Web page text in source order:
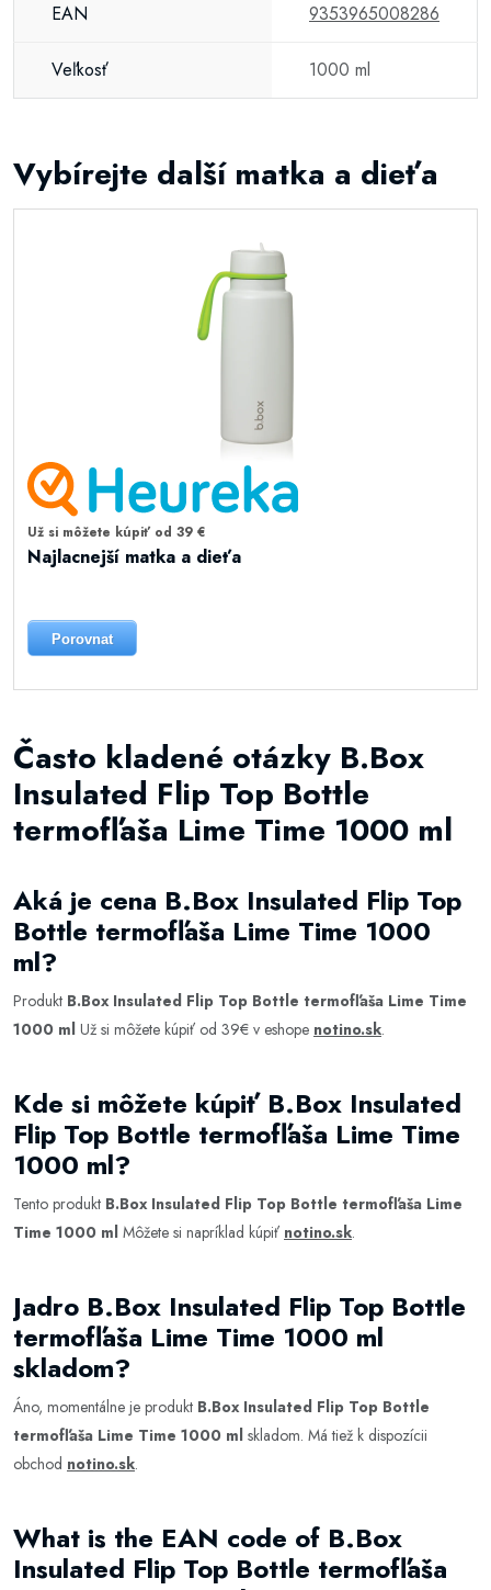
EAN 9353965008286
Veľkosť 1000 ml
Vybírejte další matka a dieťa
Už si môžete kúpiť od 39 €
Najlacnejší matka a dieťa
Porovnat
Často kladené otázky B.Box
Insulated Flip Top Bottle
termofľaša Lime Time 1000 ml
Aká je cena B.Box Insulated Flip Top
Bottle termofľaša Lime Time 1000
ml?
Produkt B.Box Insulated Flip Top Bottle termofľaša Lime Time
1000 ml Už si môžete kúpiť od 39€ v eshope notino.sk.
Kde si môžete kúpiť B.Box Insulated
Flip Top Bottle termofľaša Lime Time
1000 ml?
Tento produkt B.Box Insulated Flip Top Bottle termofľaša Lime
Time 1000 ml Môžete si napríklad kúpiť notino.sk.
Jadro B.Box Insulated Flip Top Bottle
termofľaša Lime Time 1000 ml
skladom?
Áno, momentálne je produkt B.Box Insulated Flip Top Bottle
termofľaša Lime Time 1000 ml skladom. Má tiež k dispozícii
obchod notino.sk.
What is the EAN code of B.Box
Insulated Flip Top Bottle termofľaša